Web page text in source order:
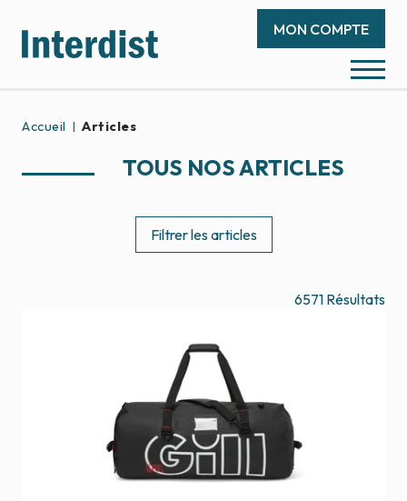
MON COMPTE
Accueil Articles
TOUS NOS ARTICLES
Filtrer les articles
6571 Résultats